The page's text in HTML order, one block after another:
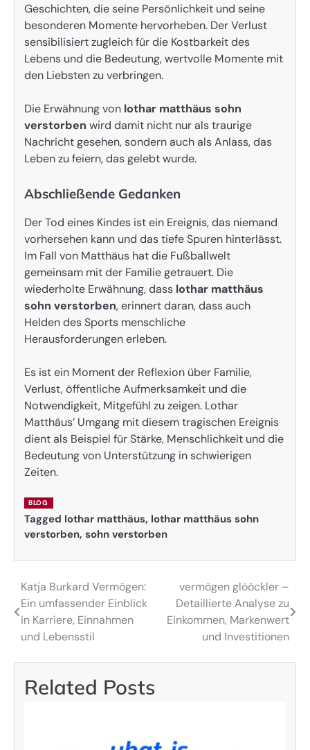
Geschichten, die seine Persönlichkeit und seine
besonderen Momente hervorheben. Der Verlust
sensibilisiert zugleich für die Kostbarkeit des
Lebens und die Bedeutung, wertvolle Momente mit
den Liebsten zu verbringen.
Die Erwähnung von lothar matthäus sohn
verstorben wird damit nicht nur als traurige
Nachricht gesehen, sondern auch als Anlass, das
Leben zu feiern, das gelebt wurde.
Abschließende Gedanken
Der Tod eines Kindes ist ein Ereignis, das niemand
vorhersehen kann und das tiefe Spuren hinterlässt.
Im Fall von Matthäus hat die Fußballwelt
gemeinsam mit der Familie getrauert. Die
wiederholte Erwähnung, dass lothar matthäus
sohn verstorben, erinnert daran, dass auch
Helden des Sports menschliche
Herausforderungen erleben.
Es ist ein Moment der Reflexion über Familie,
Verlust, öffentliche Aufmerksamkeit und die
Notwendigkeit, Mitgefühl zu zeigen. Lothar
Matthäus’ Umgang mit diesem tragischen Ereignis
dient als Beispiel für Stärke, Menschlichkeit und die
Bedeutung von Unterstützung in schwierigen
Zeiten.
BLOG
Tagged lothar matthäus, lothar matthäus sohn
verstorben, sohn verstorben
Post
navigation
Katja Burkard Vermögen:
Ein umfassender Einblick
in Karriere, Einnahmen
und Lebensstil
vermögen glööckler –
Detaillierte Analyse zu
Einkommen, Markenwert
und Investitionen
Related Posts